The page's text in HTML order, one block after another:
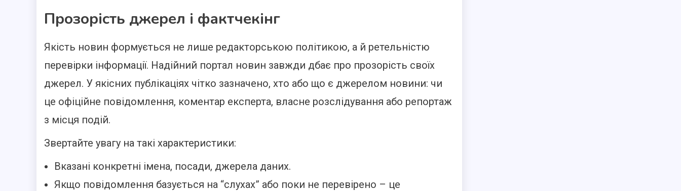
Прозорість джерел і фактчекінг
Якість новин формується не лише редакторською політикою, а й ретельністю
перевірки інформації. Надійний портал новин завжди дбає про прозорість своїх
джерел. У якісних публікаціях чітко зазначено, хто або що є джерелом новини: чи
це офіційне повідомлення, коментар експерта, власне розслідування або репортаж
з місця подій.
Звертайте увагу на такі характеристики:
Вказані конкретні імена, посади, джерела даних.
Якщо повідомлення базується на “слухах” або поки не перевірено – це